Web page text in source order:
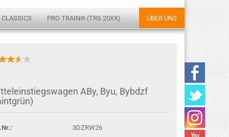
vergessen?
PRO TRAIN® (TRS 20XX) ÜBER UNS
ABy, Byu, Bybdzf
3DZRW26